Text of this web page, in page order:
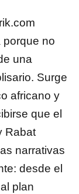
porque no
una
Surge
africano y
que el
Rabat
narrativas
desde el
plan